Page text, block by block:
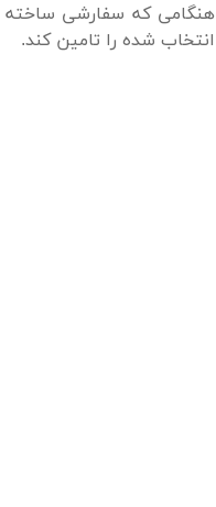
هنگامی که سفارشی
انتخاب شده را تامین کند.